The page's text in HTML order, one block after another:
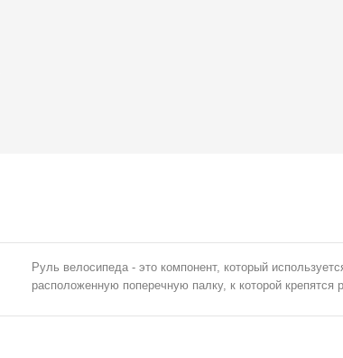
Руль велосипеда - это компонент, который
расположенную поперечную палку, к которой